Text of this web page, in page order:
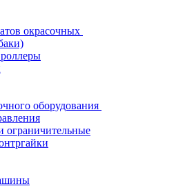
окрасочных
оборудования